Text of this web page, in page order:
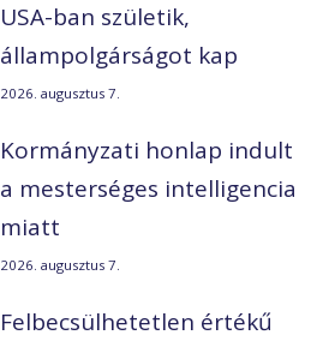
USA-ban születik,
állampolgárságot kap
2026. augusztus 7.
Kormányzati honlap indult
a mesterséges intelligencia
miatt
2026. augusztus 7.
Felbecsülhetetlen értékű